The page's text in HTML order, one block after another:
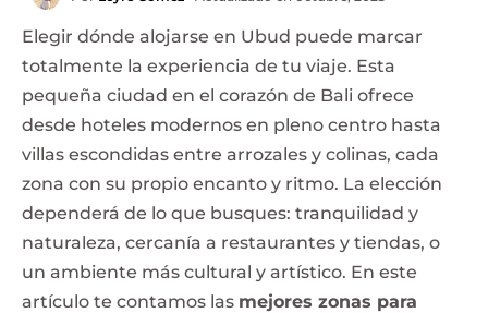
Elegir dónde alojarse en Ubud puede marcar
totalmente la experiencia de tu viaje. Esta
pequeña ciudad en el corazón de Bali ofrece
desde hoteles modernos en pleno centro hasta
villas escondidas entre arrozales y colinas, cada
zona con su propio encanto y ritmo. La elección
dependerá de lo que busques: tranquilidad y
naturaleza, cercanía a restaurantes y tiendas, o
un ambiente más cultural y artístico. En este
artículo te contamos las mejores zonas para